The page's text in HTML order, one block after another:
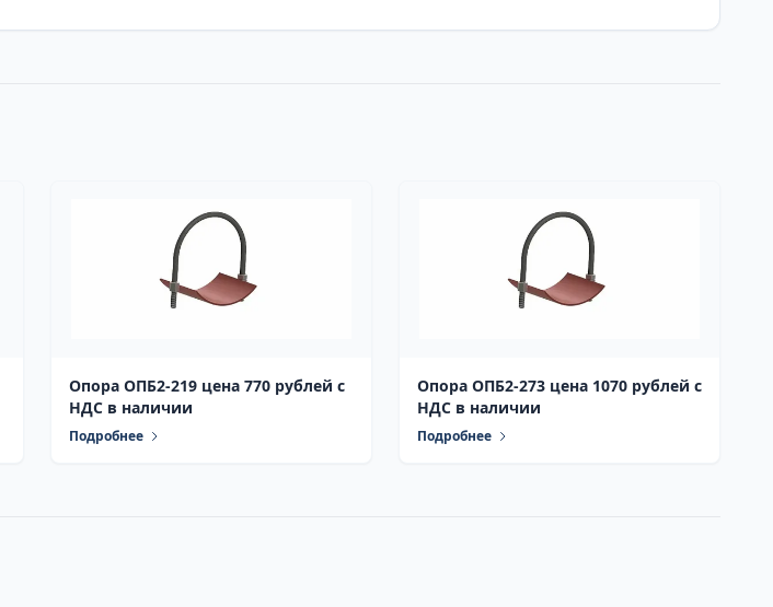
Опора ОПБ2-219 цена 770 рублей с
НДС в наличии
Подробнее
Опора ОПБ2-273 цена 1070 рублей с
НДС в наличии
Подробнее